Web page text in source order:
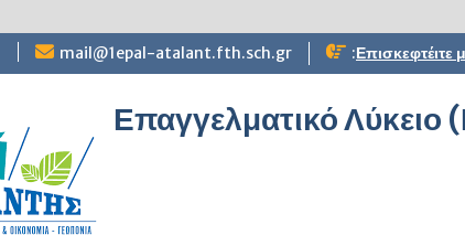
mail@1epal-atalant.fth.sch.gr :
Επαγγελματικό